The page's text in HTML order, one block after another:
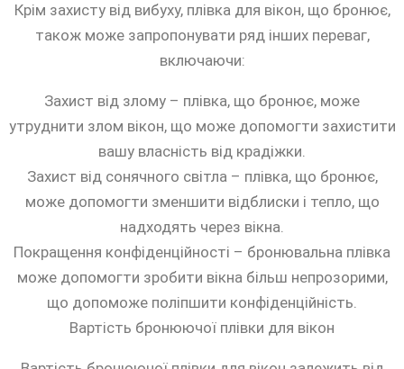
Крім захисту від вибуху, плівка для вікон, що бронює,
також може запропонувати ряд інших переваг,
включаючи:
Захист від злому – плівка, що бронює, може
утруднити злом вікон, що може допомогти захистити
вашу власність від крадіжки.
Захист від сонячного світла – плівка, що бронює,
може допомогти зменшити відблиски і тепло, що
надходять через вікна.
Покращення конфіденційності – бронювальна плівка
може допомогти зробити вікна більш непрозорими,
що допоможе поліпшити конфіденційність.
Вартість бронюючої плівки для вікон